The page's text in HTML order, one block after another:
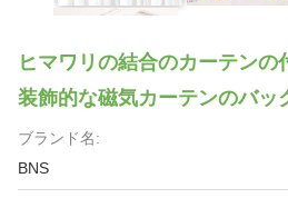
ヒマワリの結合のカーテンの
装飾的な磁気カーテンのバッ
ブランド名:
BNS